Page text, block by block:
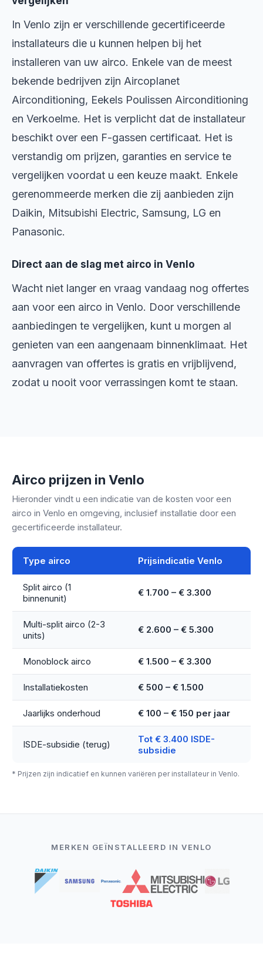
In Venlo zijn er verschillende gecertificeerde
installateurs die u kunnen helpen bij het
installeren van uw airco. Enkele van de meest
bekende bedrijven zijn Aircoplanet
Airconditioning, Eekels Poulissen Airconditioning
en Verkoelme. Het is verplicht dat de installateur
beschikt over een F-gassen certificaat. Het is
verstandig om prijzen, garanties en service te
vergelijken voordat u een keuze maakt. Enkele
gerenommeerde merken die zij aanbieden zijn
Daikin, Mitsubishi Electric, Samsung, LG en
Panasonic.
Direct aan de slag met airco in Venlo
Wacht niet langer en vraag vandaag nog offertes
aan voor een airco in Venlo. Door verschillende
aanbiedingen te vergelijken, kunt u morgen al
genieten van een aangenaam binnenklimaat. Het
aanvragen van offertes is gratis en vrijblijvend,
zodat u nooit voor verrassingen komt te staan.
Airco prijzen in Venlo
Hieronder vindt u een indicatie van de kosten voor een
airco in Venlo en omgeving, inclusief installatie door een
gecertificeerde installateur.
Type airco Prijsindicatie Venlo
Split airco (1
binnenunit)
€ 1.700 – € 3.300
Multi-split airco (2-3
units)
€ 2.600 – € 5.300
Monoblock airco € 1.500 – € 3.300
Installatiekosten € 500 – € 1.500
Jaarlijks onderhoud € 100 – € 150 per jaar
ISDE-subsidie (terug)
Tot € 3.400 ISDE-
subsidie
* Prijzen zijn indicatief en kunnen variëren per installateur in Venlo.
MERKEN GEÏNSTALLEERD IN VENLO